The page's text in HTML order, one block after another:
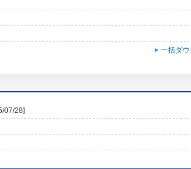
一括ダ
07/28]